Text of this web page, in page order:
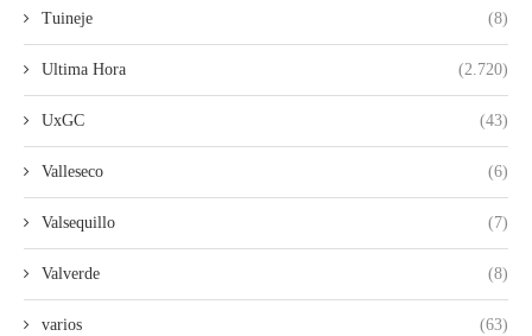
Tuineje (8)
Ultima Hora (2.720)
UxGC (43)
Valleseco (6)
Valsequillo (7)
Valverde (8)
varios (63)